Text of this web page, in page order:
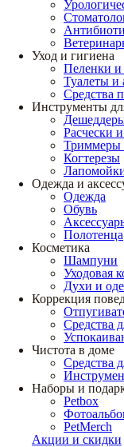
Уход и гигиена
Пеленки и
Туалеты и
Средства
Инструменты
Расчески
Триммеры
Когтерезы
Одежда и
Одежда
Обувь
Полотенца
Косметика
Шампуни
Уходовая
Духи и
Коррекция
Средства
Чистота в доме
Средства
Наборы и
Petbox
PetMerch
Акции и скидки